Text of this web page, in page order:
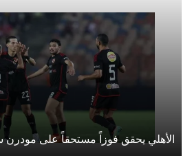
الأهلي يحقق فوزاً مستحقاً على